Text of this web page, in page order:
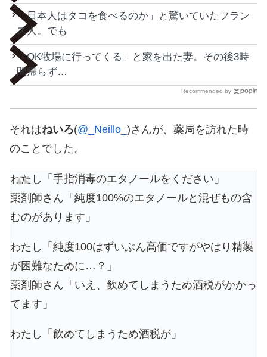
「日本人はタコを食べるのか」と驚いていたフラン
ス人。でも
「OK牧場に行ってくる」と家を出た妻。その後3時
間帰らず…
Recommended by
それはねいろ(@_Neillo_ )さんが、薬局を訪れた時
のことでした。
わたし「手指消毒のエタノールをください」
薬剤師さん「純度100%のエタノールと混ぜもの含
むのがあります」
わたし「純度100はずいぶん高価ですがやはり精製
が困難なために…？」
薬剤師さん「いえ、飲めてしまうため酒税がかかっ
てます」
わたし「飲めてしまうため酒税が」